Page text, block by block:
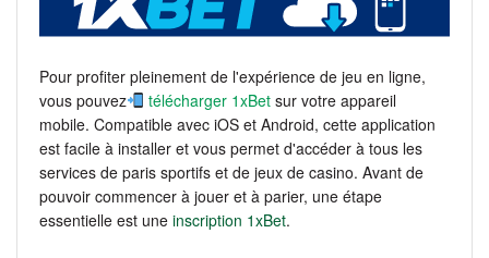
Pour profiter pleinement de l'expérience de jeu en ligne,
vous pouvez
télécharger 1xBet sur votre appareil
mobile. Compatible avec iOS et Android, cette application
est facile à installer et vous permet d'accéder à tous les
services de paris sportifs et de jeux de casino. Avant de
pouvoir commencer à jouer et à parier, une étape
essentielle est une inscription 1xBet.